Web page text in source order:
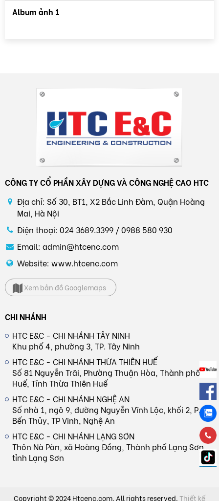
Album ảnh 1
CÔNG TY CỔ PHẦN XÂY DỰNG VÀ CÔNG NGHỆ CAO HTC
Địa chỉ: Số 30, BT1, X2 Bắc Linh Đàm, Quận Hoàng
Mai, Hà Nội
Điện thoại: 024 3689.3399 / 0988 580 930
Email: admin@htcenc.com
Website: www.htcenc.com
Xem bản đồ Googlemaps
CHI NHÁNH
HTC E&C - CHI NHÁNH TÂY NINH
Khu phố 4, phường 3, TP. Tây Ninh
HTC E&C - CHI NHÁNH THỪA THIÊN HUẾ
Số 81 Nguyễn Trãi, Phường Thuận Hòa, Thành phố
Huế, Tỉnh Thừa Thiên Huế
HTC E&C - CHI NHÁNH NGHỆ AN
Số nhà 1, ngõ 9, đường Nguyễn Vĩnh Lộc, khối 2, P.
Bến Thủy, TP Vinh, Nghệ An
HTC E&C - CHI NHÁNH LẠNG SƠN
Thôn Nà Pàn, xã Hoàng Đồng, Thành phố Lạng Sơn,
tỉnh Lạng Sơn
Copyright © 2024 Htcenc.com. All rights reserved.Thiết kế